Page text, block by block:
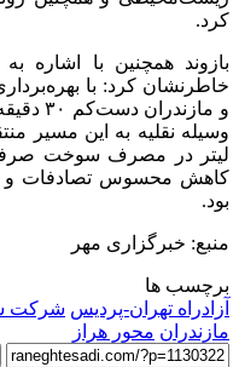
کرد.
بازوند همچنین با اشاره
خاطرنشان کرد: با
لیتر در مصرف سوخت
کاهش محسوس تصادفات و
بود.
منبع: خبرگزاری مهر
برچسب ها
آزادراه تهران-پردیس شرکت
مازندران محور هراز